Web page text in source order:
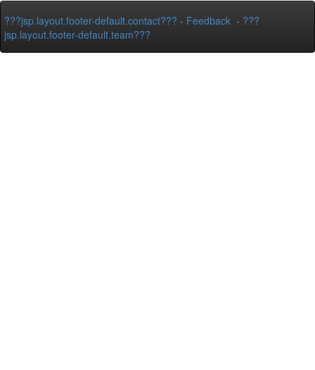
???jsp.layout.footer-default.contact??? - Feedback - ???
jsp.layout.footer-default.team???